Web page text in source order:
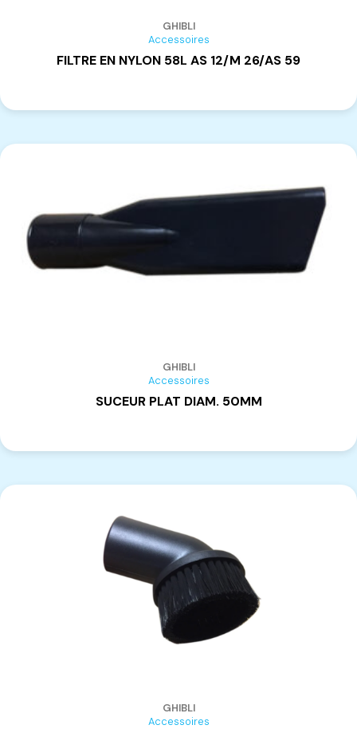
GHIBLI
Accessoires
FILTRE EN NYLON 58L AS 12/M 26/AS 59
GHIBLI
Accessoires
SUCEUR PLAT DIAM. 50MM
GHIBLI
Accessoires